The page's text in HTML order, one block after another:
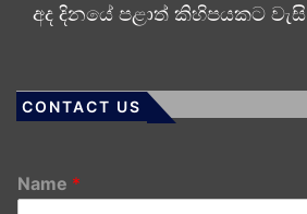
අද දිනයේ පළාත් කිහිපයකට වැසි
CONTACT US
Name *